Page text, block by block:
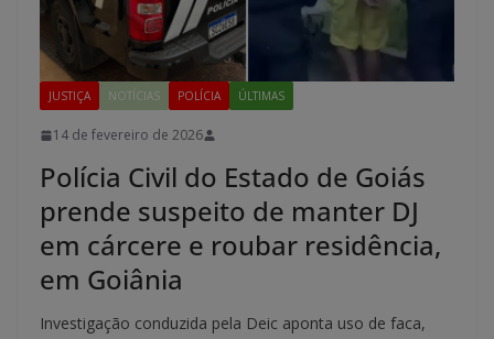
JUSTIÇA NOTÍCIAS POLÍCIA ÚLTIMAS
14 de fevereiro de 2026
Polícia Civil do Estado de Goiás
prende suspeito de manter DJ
em cárcere e roubar residência,
em Goiânia
Investigação conduzida pela Deic aponta uso de faca,